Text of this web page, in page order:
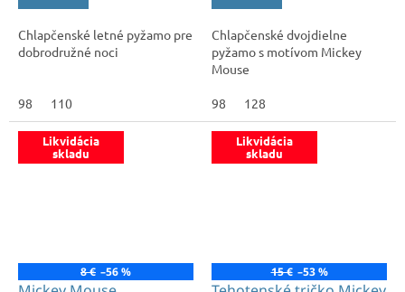
Chlapčenské letné pyžamo pre
dobrodružné noci
98 110
Chlapčenské dvojdielne
pyžamo s motívom Mickey
Mouse
98 128
Likvidácia
skladu
8 € –56 %
Likvidácia
skladu
15 € –53 %